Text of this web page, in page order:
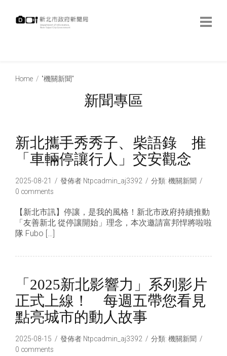
Home "機關新聞"
新聞專區
新北攜手秀秀子、柴語錄 推
「車輛停讓行人」交安觀念
2025-08-21 發佈者 Ntpcadmin_aj3392 分類: 機關新聞
0 comments
【新北市訊】停讓，是我的風格！新北市政府持續推動
「友善新北 從停讓開始」理念，本次邀請富邦悍將啦啦
隊 Fubo […]
「2025新北影響力」系列影片
正式上線！ 每週五帶您看見
點亮城市的動人故事
2025-08-15 發佈者 Ntpcadmin_aj3392 分類: 機關新聞
0 comments